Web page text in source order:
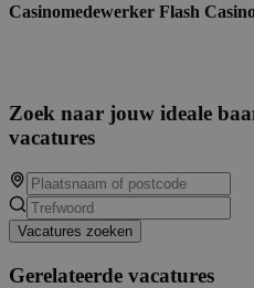
Casinomedewerker Flash
Zoek naar jouw ideale
vacatures
Vacatures zoeken
Gerelateerde vacatures